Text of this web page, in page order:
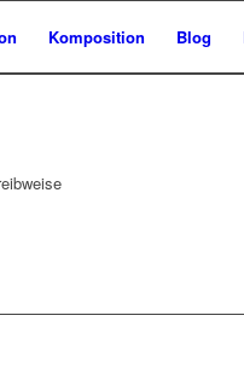
Komposition Blog